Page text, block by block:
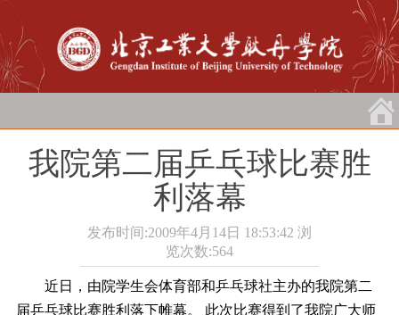
我院第二届乒乓球比赛胜
利落幕
发布时间:2009年4月14日 18:53:42 浏
览次数:564
近日，由院学生会体育部和乒乓球社主办的我院第二
届乒乓球比赛胜利落下帷幕。
此次比赛得到了我院广大师